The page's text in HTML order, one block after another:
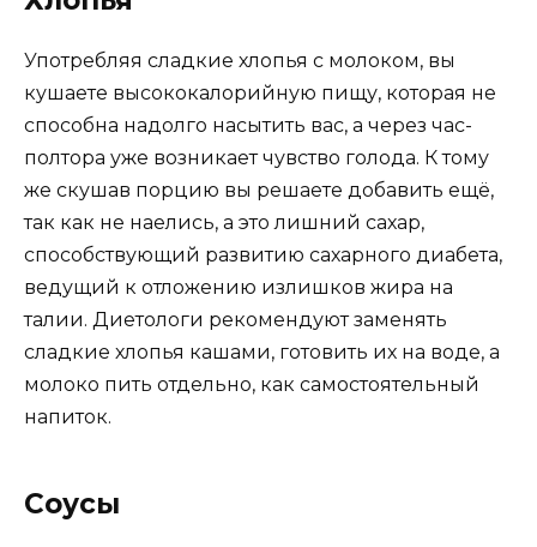
Употребляя сладкие хлопья с молоком, вы
кушаете высококалорийную пищу, которая не
способна надолго насытить вас, а через час-
полтора уже возникает чувство голода. К тому
же скушав порцию вы решаете добавить ещё,
так как не наелись, а это лишний сахар,
способствующий развитию сахарного диабета,
ведущий к отложению излишков жира на
талии. Диетологи рекомендуют заменять
сладкие хлопья кашами, готовить их на воде, а
молоко пить отдельно, как самостоятельный
напиток.
Соусы